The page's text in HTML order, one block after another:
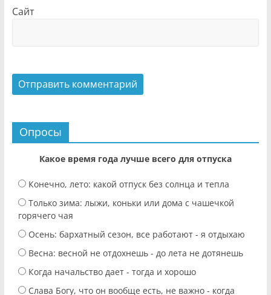
Сайт
Опросы
Какое время года лучше всего для отпуска
Конечно, лето: какой отпуск без солнца и тепла
Только зима: лыжи, коньки или дома с чашечкой
горячего чая
Осень: бархатный сезон, все работают - я отдыхаю
Весна: весной не отдохнешь - до лета не дотянешь
Когда начальство дает - тогда и хорошо
Слава Богу, что он вообще есть, не важно - когда